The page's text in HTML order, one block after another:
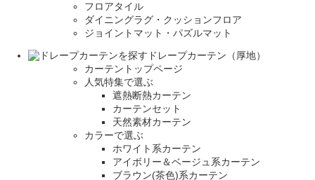
フロアタイル
ダイニングラグ・クッションフロア
ジョイントマット・パズルマット
ドレープカーテン（厚地）
カーテントップページ
人気特集で選ぶ
遮熱断熱カーテン
カーテンセット
天然素材カーテン
カラーで選ぶ
ホワイト系カーテン
アイボリー＆ベージュ系カーテン
ブラウン(茶色)系カーテン